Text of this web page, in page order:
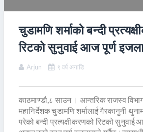
चुडामणि शर्माको बन्दी
रिटको सुनुवाई आज पूर्ण
Arjun ९ वर्ष अगाडि
काठमाण्डौ,८ साउन । आन्तरिक राजस्व
महानिर्देशक चुडामणि शर्मालाई गैरकानुनी
परेको बन्दी प्रत्यक्षीकरणको रिटको सुनुवाई